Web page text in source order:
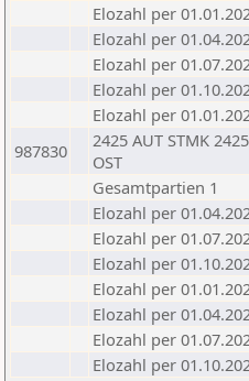
Elozahl per
Elozahl per
Elozahl per
Elozahl per
Elozahl per
987830
2425 AUT STMK
OST
Gesamtpartien 1
Elozahl per
Elozahl per
Elozahl per
Elozahl per
Elozahl per
Elozahl per
Elozahl per